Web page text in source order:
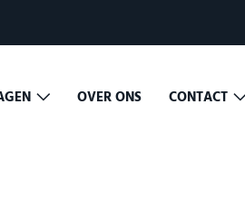
OVER ONS CONTACT